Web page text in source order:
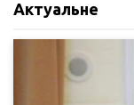
Актуальне